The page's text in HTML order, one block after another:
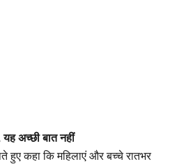
अच्छी बात नहीं
हुए कहा कि महिलाएं और बच्चे रातभर